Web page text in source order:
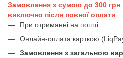
Замовлення з сумою до 300 грн
виключно після повної оплати
При отриманні на пошті
Онлайн-оплата карткою
Замовлення з загальною